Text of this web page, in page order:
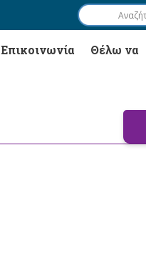
Επικοινωνία Θέλω να